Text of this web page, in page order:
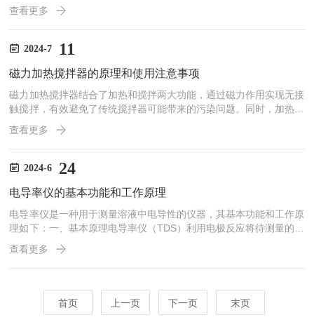
一项至关重要的任务，尤其在处理特殊流体时，选择合适的输送管道
显得尤为重要。本文将探讨硅胶泵管在特殊流体输送中的应用及其价
值。硅胶泵管的特性Masterflex硅胶泵管以其优异的耐化学腐蚀性、
耐高温性、低摩擦阻力和良好的柔韧性而著称。这些特性使得硅胶泵
或高粘度的特殊流体时，表现出色。硅胶材料...
查看更多
2024-7 11
磁力加热搅拌器的原理和使用注意事项
磁力加热搅拌器结合了加热和搅拌两大功能，通过磁力作用实现无接
触搅拌，有效避免了传统搅拌器可能带来的污染问题。同时，加热功
能能够快速、均匀地传递热量，使得实验过程更加高效。这种科技与
传统的融合，使得磁力加热搅拌器在实验室中发挥了巨大作用。磁力
加热搅拌器的工作原理主要基于电磁效应和电磁的热效应。通过控制
电流大小，可以调节搅拌的速度和加热的温度。具体来说：●搅拌功
旋转，从而带动容器内的溶液或样品进行搅拌。搅拌速度可以通过
调...
查看更多
2024-6 24
电导率仪的基本功能和工作原理
电导率仪是一种用于测量溶液中电导性的仪器，其基本功能和工作原
理如下：一、基本原理电导率仪（TDS）利用电极反应将待测量的物
质转化为导电的离子或原子。通过检测离子的浓度和电流大小来反映
该物质的导电性能。测量时，通常将两块平行的极板放入被测溶液
中，并在极板两端加上一定的电势（如正弦波电压），然后测量极板
学反应。电解池：容纳待测溶液，为电极反应提供场所。显示仪表：
显示测量结果，如电导率值、温度等。电源：为整个系统提供电力
查看更多
首页 上一页 下一页 末页